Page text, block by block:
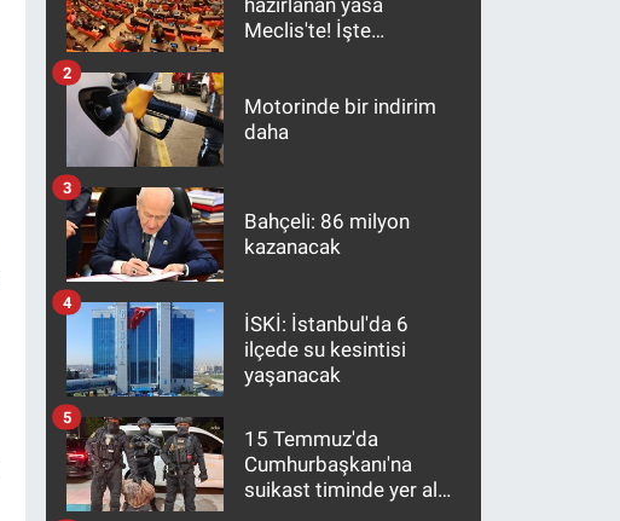
Meclis'te! İşte
Motorinde bir indirim
daha
2
Bahçeli: 86 milyon
kazanacak
3
İSKİ: İstanbul'da 6
ilçede su kesintisi
yaşanacak
4
15 Temmuz'da
Cumhurbaşkanı'na
suikast timinde yer alan
5